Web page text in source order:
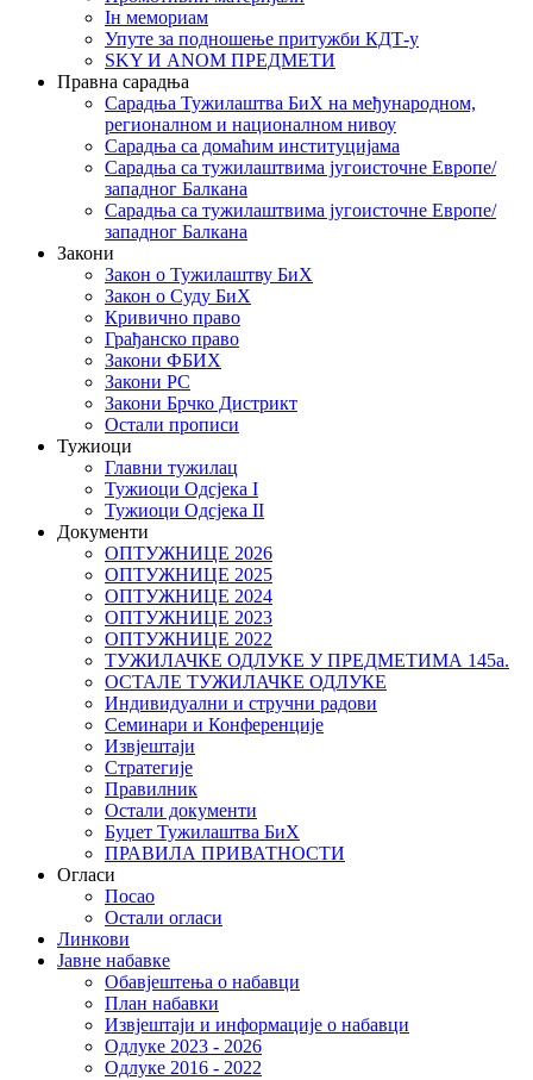
Iн мемориам
Упуте за подношење притужби КДТ-у
SKY И ANOM ПРЕДМЕТИ
Правна сарадња
Сарадња Тужилаштва БиХ на међународном,
регионалном и националном нивоу
Сарадња са домаћим институцијама
Сарадња са тужилаштвима југоисточне Европе/
западног Балкана
Сарадња са тужилаштвима југоисточне Европе/
западног Балкана
Закони
Закон о Тужилаштву БиХ
Закон о Суду БиХ
Кривично право
Грађанско право
Закони ФБИХ
Закони РС
Закони Брчко Дистрикт
Остали прописи
Тужиоци
Главни тужилац
Тужиоци Oдсјекa I
Тужиоци Oдсјекa II
Документи
ОПТУЖНИЦЕ 2026
ОПТУЖНИЦЕ 2025
ОПТУЖНИЦЕ 2024
ОПТУЖНИЦЕ 2023
ОПТУЖНИЦЕ 2022
ТУЖИЛАЧКЕ ОДЛУКЕ У ПРЕДМЕТИМА 145а.
ОСТАЛЕ ТУЖИЛАЧКЕ ОДЛУКЕ
Индивидуални и стручни радови
Семинари и Конференције
Извјештаји
Стратегије
Правилник
Остали документи
Буџет Тужилаштва БиХ
ПРАВИЛА ПРИВАТНОСТИ
Огласи
Посао
Остали огласи
Линкови
Јавне набавке
Обавјештења о набавци
План набавки
Извјештаји и информације о набавци
Одлуке 2023 - 2026
Одлуке 2016 - 2022